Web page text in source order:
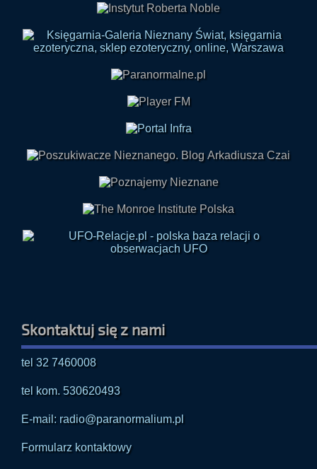
Skontaktuj się z nami
tel 32 7460008
tel kom. 530620493
E-mail: radio@paranormalium.pl
Formularz kontaktowy